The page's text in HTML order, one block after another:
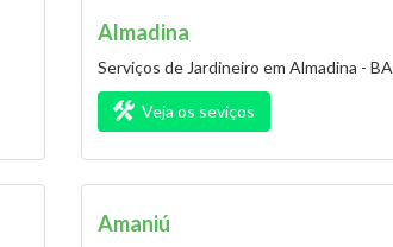
Almadina
Serviços de Jardineiro em Almadina - BA
Veja os seviços
Amaniú